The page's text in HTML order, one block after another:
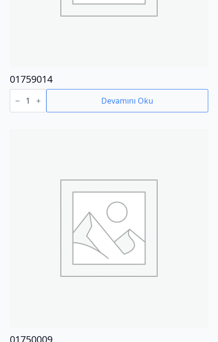
01759014
01759014
adet Devamını Oku
01750009